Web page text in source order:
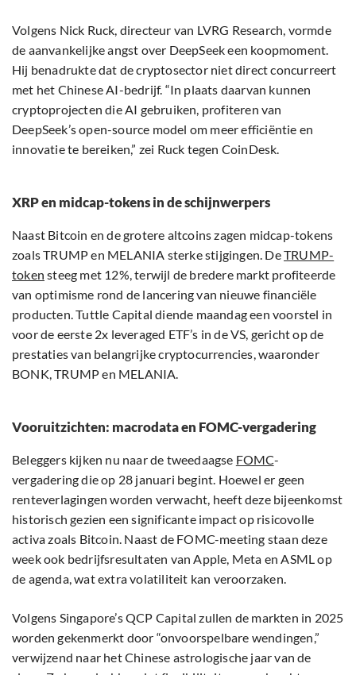
Volgens Nick Ruck, directeur van LVRG Research, vormde
de aanvankelijke angst over DeepSeek een koopmoment.
Hij benadrukte dat de cryptosector niet direct concurreert
met het Chinese AI-bedrijf. “In plaats daarvan kunnen
cryptoprojecten die AI gebruiken, profiteren van
DeepSeek’s open-source model om meer efficiëntie en
innovatie te bereiken,” zei Ruck tegen CoinDesk.
XRP en midcap-tokens in de schijnwerpers
Naast Bitcoin en de grotere altcoins zagen midcap-tokens
zoals TRUMP en MELANIA sterke stijgingen. DeTRUMP-
token steeg met 12%, terwijl de bredere markt profiteerde
van optimisme rond de lancering van nieuwe financiële
producten. Tuttle Capital diende maandag een voorstel in
voor de eerste 2x leveraged ETF’s in de VS, gericht op de
prestaties van belangrijke cryptocurrencies, waaronder
BONK, TRUMP en MELANIA.
Vooruitzichten: macrodata en FOMC-vergadering
Beleggers kijken nu naar de tweedaagse FOMC-
vergadering die op 28 januari begint. Hoewel er geen
renteverlagingen worden verwacht, heeft deze bijeenkomst
historisch gezien een significante impact op risicovolle
activa zoals Bitcoin. Naast de FOMC-meeting staan deze
week ook bedrijfsresultaten van Apple, Meta en ASML op
de agenda, wat extra volatiliteit kan veroorzaken.
Volgens Singapore’s QCP Capital zullen de markten in 2025
worden gekenmerkt door “onvoorspelbare wendingen,”
verwijzend naar het Chinese astrologische jaar van de